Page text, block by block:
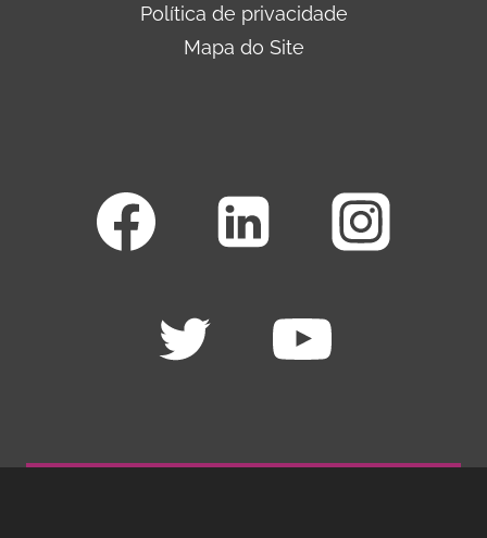
Política de privacidade
Mapa do Site